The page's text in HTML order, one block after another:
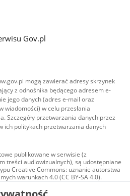
Gov.pl
mogą zawierać adresy skrzynek
z odnośnika będącego adresem e-
jego danych (adres e-mail oraz
wiadomości) w celu przesłania
Szczegóły przetwarzania danych przez
ich politykach przetwarzania danych
publikowane w serwisie (z
treści audiowizualnych), są udostępniane
Creative Commons: uznanie autorstwa
warunkach 4.0 (CC BY-SA 4.0).
w tym zdjęcia, materiały
są udostępniane na licencji typu